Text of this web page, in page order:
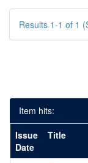
Results 1-1 of 1
Item hits:
Issue
Date
Title